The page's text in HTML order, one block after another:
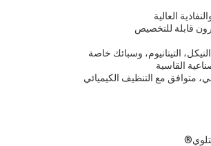
القاسية
متوافق مع التنظيف الكيميائي